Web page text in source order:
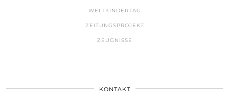
WELTKINDERTAG
ZEITUNGSPROJEKT
ZEUGNISSE
KONTAKT